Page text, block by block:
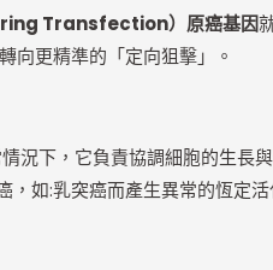
Transfection）原癌基因
向更精準的「定向狙擊」。
況下，它負責協調細胞的生
如:乳突癌而產生異常的恆定活